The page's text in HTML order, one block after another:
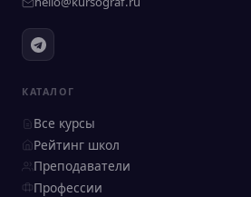
КАТАЛОГ
Все курсы
Рейтинг школ
Преподаватели
Профессии